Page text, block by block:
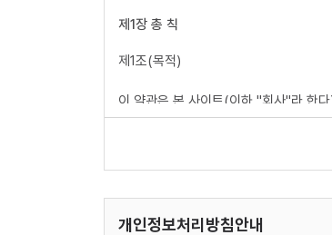
제1장 총 칙
제1조(목적)
이 약관은 본 사이트(이하 "회사"라 한
목적으로 합니다.
이 약관에서 사용하는 용어의 정의는 다
1. 이용자 : 본 약관에 따라 회사가 제공
개인정보처리방침안내